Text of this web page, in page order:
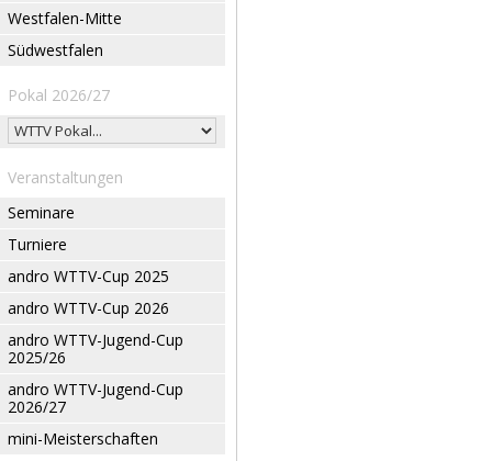
Westfalen-Mitte
Südwestfalen
Pokal 2026/27
Veranstaltungen
Seminare
Turniere
andro WTTV-Cup 2025
andro WTTV-Cup 2026
andro WTTV-Jugend-Cup
2025/26
andro WTTV-Jugend-Cup
2026/27
mini-Meisterschaften